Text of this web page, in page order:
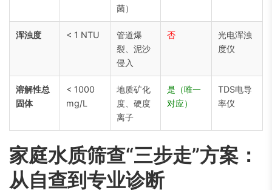
菌）
浑浊度 < 1 NTU
管道爆
裂、泥沙
侵入
否
光电浑浊
度仪
溶解性总
固体
< 1000
mg/L
地质矿化
度、硬度
离子
是（唯一
对应）
TDS电导
率仪
家庭水质筛查“三步走”方案：
从自查到专业诊断